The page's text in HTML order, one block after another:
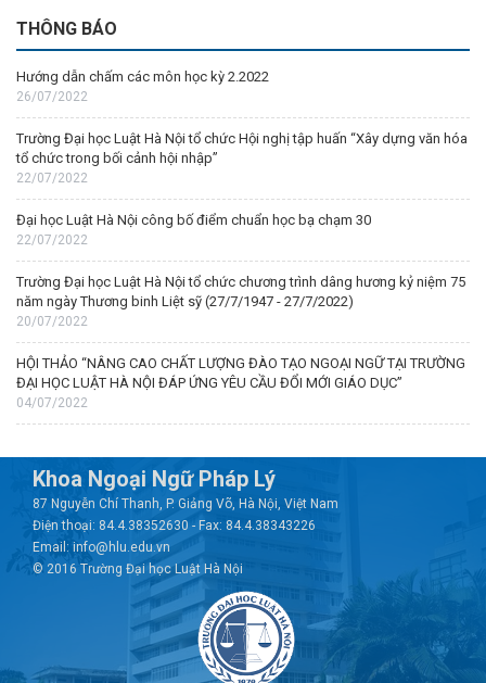
THÔNG BÁO
Hướng dẫn chấm các môn học kỳ 2.2022
26/07/2022
Trường Đại học Luật Hà Nội tổ chức Hội nghị tập huấn “Xây dựng văn hóa
tổ chức trong bối cảnh hội nhập”
22/07/2022
Đại học Luật Hà Nội công bố điểm chuẩn học bạ chạm 30
22/07/2022
Trường Đại học Luật Hà Nội tổ chức chương trình dâng hương kỷ niệm 75
năm ngày Thương binh Liệt sỹ (27/7/1947 - 27/7/2022)
20/07/2022
HỘI THẢO “NÂNG CAO CHẤT LƯỢNG ĐÀO TẠO NGOẠI NGỮ TẠI TRƯỜNG
ĐẠI HỌC LUẬT HÀ NỘI ĐÁP ỨNG YÊU CẦU ĐỔI MỚI GIÁO DỤC”
04/07/2022
Khoa Ngoại Ngữ Pháp Lý
87 Nguyễn Chí Thanh, P. Giảng Võ, Hà Nội, Việt Nam
Điện thoại: 84.4.38352630 - Fax: 84.4.38343226
Email: info@hlu.edu.vn
© 2016 Trường Đại học Luật Hà Nội